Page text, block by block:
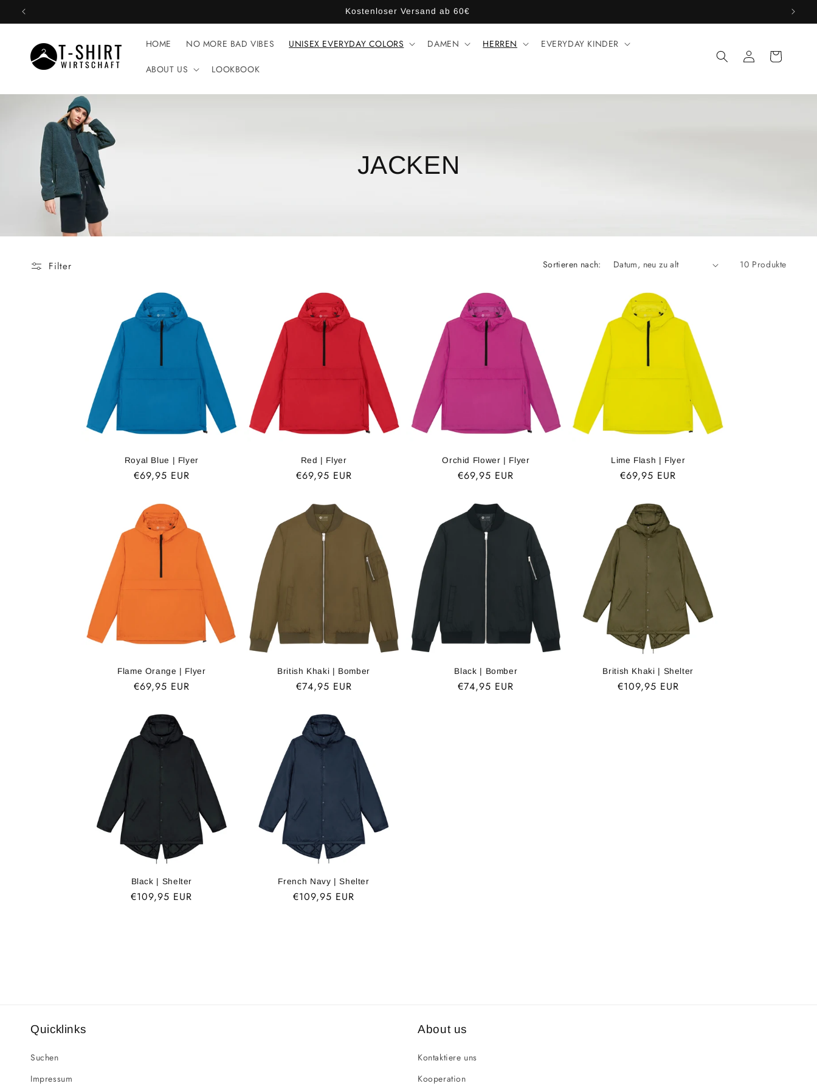
zum
Inhalt
Kostenloser Versand ab 60€
HOME NO MORE BAD VIBES UNISEX EVERYDAY COLORS DAMEN HERREN EVERYDAY KINDER
ABOUT US LOOKBOOK
EinloggenWarenkorb
JACKEN
Filter Sortieren nach: 10 Produkte
Royal Blue | Flyer
Normaler
€69,95 EUR
Red | Flyer
Normaler
€69,95 EUR
Orchid Flower | Flyer
Normaler
€69,95 EUR
Lime Flash | Flyer
Normaler
€69,95 EUR
Flame Orange | Flyer
Normaler
€69,95 EUR
British Khaki | Bomber
Normaler
€74,95 EUR
Black | Bomber
Normaler
€74,95 EUR
British Khaki | Shelter
Normaler
€109,95 EUR
Black | Shelter
Normaler
€109,95 EUR
French Navy | Shelter
Normaler
€109,95 EUR
Quicklinks
Suchen
Impressum
About us
Kontaktiere uns
Kooperation